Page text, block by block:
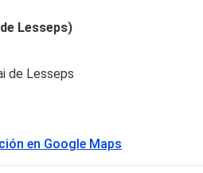
Lesseps)
de Lesseps
en Google Maps